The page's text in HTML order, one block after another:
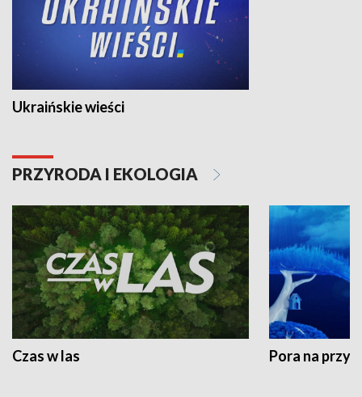
Ukraińskie wieści
PRZYRODA I EKOLOGIA
Czas w las Pora na